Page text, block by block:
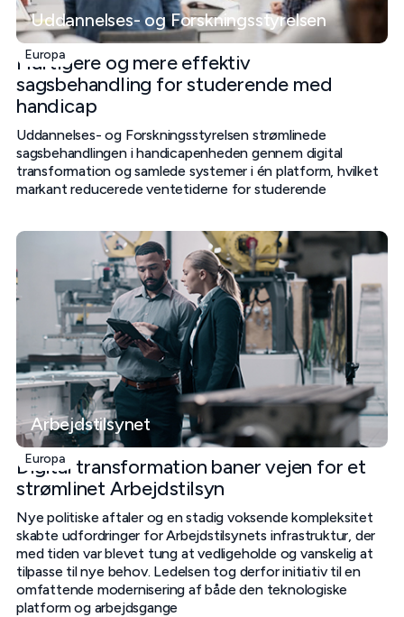
Uddannelses- og Forskningsstyrelsen
Europa
Hurtigere og mere effektiv
sagsbehandling for studerende med
handicap
Uddannelses- og Forskningsstyrelsen strømlinede
sagsbehandlingen i handicapenheden gennem digital
transformation og samlede systemer i én platform, hvilket
markant reducerede ventetiderne for studerende
Arbejdstilsynet
Europa
Digital transformation baner vejen for et
strømlinet Arbejdstilsyn
Nye politiske aftaler og en stadig voksende kompleksitet
skabte udfordringer for Arbejdstilsynets infrastruktur, der
med tiden var blevet tung at vedligeholde og vanskelig at
tilpasse til nye behov. Ledelsen tog derfor initiativ til en
omfattende modernisering af både den teknologiske
platform og arbejdsgange